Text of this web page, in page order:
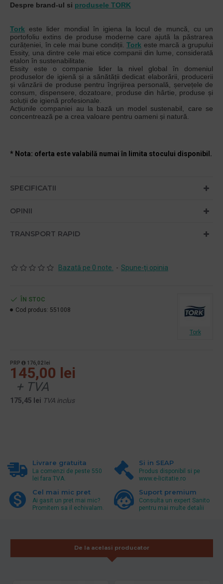
Despre brand-ul si produsele TORK
Tork este lider mondial în igiena la locul de muncă, cu un
portofoliu extins de produse moderne care ajută la păstrarea
curățeniei, în cele mai bune condiții. Tork este marcă a grupului
Essity, una dintre cele mai etice companii din lume, considerată
etalon în sustenabilitate.
Essity este o companie lider la nivel global în domeniul
produselor de igienă și a sănătății dedicat elaborării, producerii
și vânzării de produse pentru îngrijirea personală, șervețele de
consum, dispensere, dozatoare, produse din hârtie, produse și
soluții de igienă profesionale.
Acțiunile companiei au la bază un model sustenabil, care se
concentrează pe a crea valoare pentru oameni și natură.
* Nota: oferta este valabilă numai în limita stocului disponibil.
SPECIFICATII
OPINII
TRANSPORT RAPID
Bazată pe 0 note. - Spune-ţi opinia
PRP 176,02 lei
145,00 lei
+ TVA
175,45 lei TVA inclus
ÎN STOC
Cod produs: 551008
Tork
Livrare gratuita
La comenzi de peste 550
lei fara TVA.
Si in SEAP
Produs disponibil si pe
www.e-licitatie.ro
Cel mai mic pret
Ai gasit un pret mai mic?
Promitem sa il echivalam.
Suport premium
Consulta un expert Sanito
pentru mai multe detalii
De la acelasi producator